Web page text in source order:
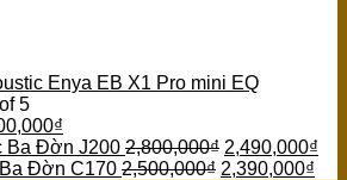
Enya EB X1 Pro mini EQ
5
₫
Ba Đờn J200 2,800,000₫ 2,490,000₫
Đờn C170 2,500,000₫ 2,390,000₫